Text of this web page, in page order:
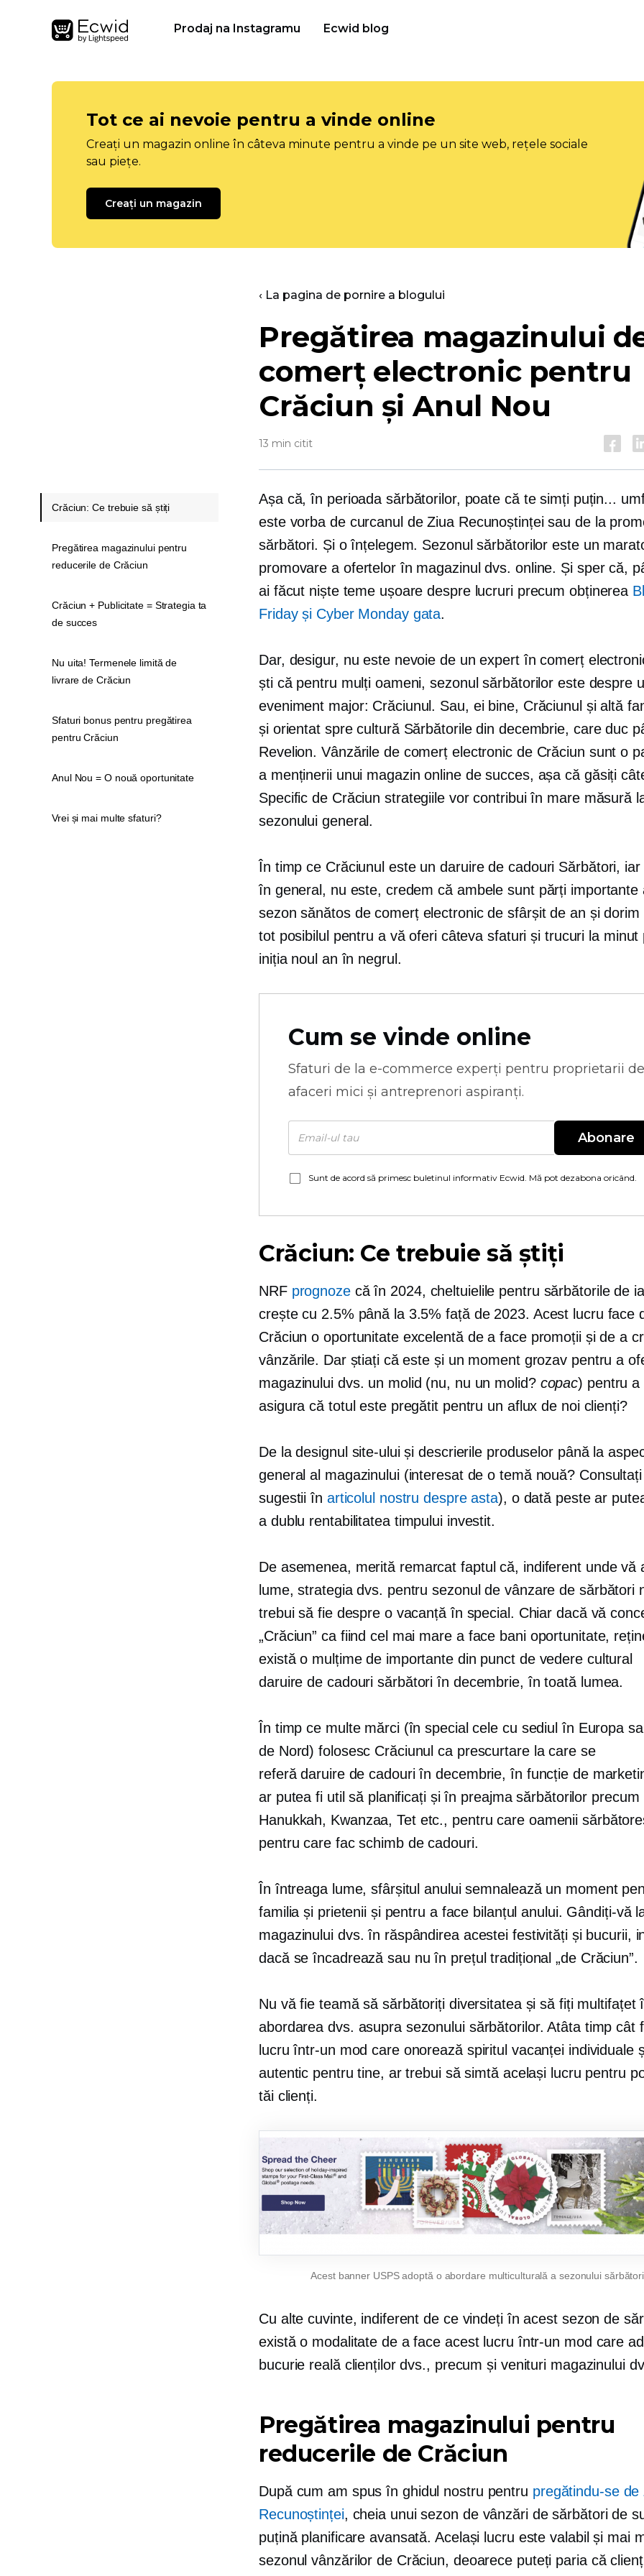
Prodaj na Instagramu Ecwid blog
Tot ce ai nevoie pentru a vinde online
Creați un magazin online în câteva minute pentru a vinde pe un site web, rețele sociale
sau piețe.
Creați un magazin
‹ La pagina de pornire a blogului
Pregătirea magazinului
comerț electronic pentru
Crăciun și Anul Nou
13 min citit
Așa că, în perioada sărbătorilor, poate că te simți puțin...
este vorba de curcanul de Ziua Recunoștinței sau de la
sărbători. Și o înțelegem. Sezonul sărbătorilor este un
promovare a ofertelor în magazinul dvs. online. Și sper că,
ai făcut niște teme ușoare despre lucruri precum obținerea
Friday și Cyber ​​Monday gata.
Dar, desigur, nu este nevoie de un expert în comerț
ști că pentru mulți oameni, sezonul sărbătorilor este despre
eveniment major: Crăciunul. Sau, ei bine, Crăciunul și altă
și orientat spre culturăSărbătorile din decembrie, care duc
Revelion. Vânzările de comerț electronic de Crăciun sunt o
a menținerii unui magazin online de succes, așa că găsiți
Specific de Crăciun strategiile vor contribui în mare măsură
sezonului general.
În timp ce Crăciunul este undaruire de cadouri Sărbători, iar
în general, nu este, credem că ambele sunt părți importante
sezon sănătos de comerț electronic de sfârșit de an și
tot posibilul pentru a vă oferi câteva sfaturi și trucuri la minut
iniția noul an în negrul.
Cum se vinde online
Sfaturi de la e-commerce experți pentru proprietarii de
afaceri mici și antreprenori aspiranți.
Abonare
Sunt de acord să primesc buletinul informativ Ecwid. Mă pot dezabona oricând.
Crăciun: Ce trebuie să știți
NRF prognozecă în 2024, cheltuielile pentru sărbătorile de
crește cu 2.5% până la 3.5% față de 2023. Acest lucru face
Crăciun o oportunitate excelentă de a face promoții și de a
vânzările. Dar știați că este și un moment grozav pentru a
magazinului dvs. un molid (nu, nu un molid? copac) pentru a
asigura că totul este pregătit pentru un aflux de noi clienți?
De la designul site-ului și descrierile produselor până la
general al magazinului (interesat de o temă nouă?
sugestii în articolul nostru despre asta), o dată peste ar
a dublu rentabilitatea timpului investit.
De asemenea, merită remarcat faptul că, indiferent unde vă
lume, strategia dvs. pentru sezonul de vânzare de sărbători
trebui să fie despre o vacanță în special. Chiar dacă vă
„Crăciun” ca fiind cel mai mare a face banioportunitate,
există o mulțime de importante din punct de vedere cultural
daruire de cadouri sărbători în decembrie, în toată lumea.
În timp ce multe mărci (în special cele cu sediul în Europa
de Nord) folosesc Crăciunul ca prescurtare la care se
referădaruire de cadouriîn decembrie, în funcție de
ar putea fi util să planificați și în preajma sărbătorilor precum
Hanukkah, Kwanzaa, Tet etc., pentru care oamenii
pentru care fac schimb de cadouri.
În întreaga lume, sfârșitul anului semnalează un moment
familia și prietenii și pentru a face bilanțul anului. Gândiți-vă
magazinului dvs. în răspândirea acestei festivități și bucurii,
dacă se încadrează sau nu în prețul tradițional „de Crăciun”.
Nu vă fie teamă să sărbătoriți diversitatea și să fiți multifațet
abordarea dvs. asupra sezonului sărbătorilor. Atâta timp cât
lucru într-un mod care onorează spiritul vacanței individuale
autentic pentru tine, ar trebui să simtă același lucru pentru
tăi clienți.
Acest banner USPS adoptă o abordare multiculturală a sezonului
Cu alte cuvinte, indiferent de ce vindeți în acest sezon de
există o modalitate de a face acest lucru într-un mod care
bucurie reală clienților dvs., precum și venituri magazinului
Pregătirea magazinului pentru
reducerile de Crăciun
După cum am spus în ghidul nostru pentru pregătindu-se de
Recunoștinței, cheia unui sezon de vânzări de sărbători de
puțină planificare avansată. Același lucru este valabil și mai
sezonul vânzărilor de Crăciun, deoarece puteți paria că
Crăciun: Ce trebuie să știți
Pregătirea magazinului pentru
reducerile de Crăciun
Crăciun + Publicitate = Strategia ta
de succes
Nu uita! Termenele limită de
livrare de Crăciun
Sfaturi bonus pentru pregătirea
pentru Crăciun
Anul Nou = O nouă oportunitate
Vrei și mai multe sfaturi?